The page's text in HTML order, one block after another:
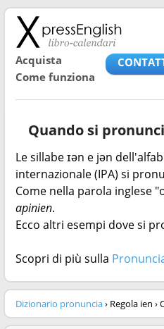
Acquista
Come funziona
Quando si
Le sillabe ɪən e jən
internazionale (IPA) si
Come nella parola inglese
apinien.
Ecco altri esempi dove si
Scopri di più sulla
Dizionario pronuncia› Regola ien